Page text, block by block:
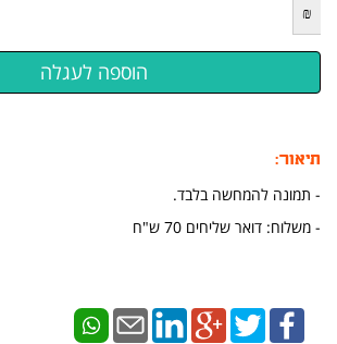
₪
תיאור:
- תמונה להמחשה בלבד.
- משלוח: דואר שליחים 70 ש"ח